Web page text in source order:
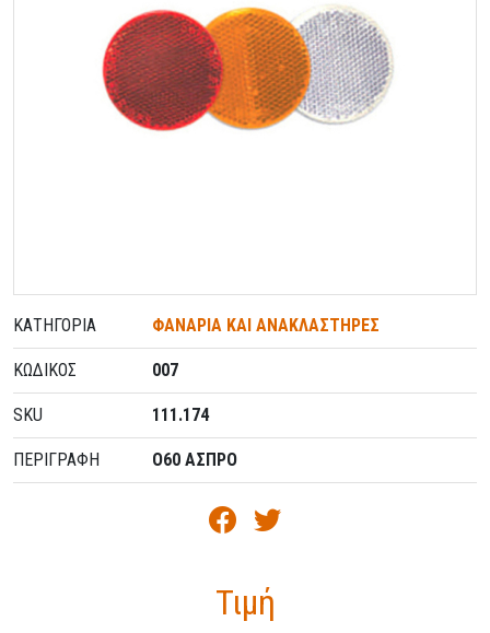
ΚΑΤΗΓΟΡΊΑ ΦΑΝΑΡΙΑ ΚΑΙ ΑΝΑΚΛΑΣΤΗΡΕΣ
ΚΩΔΙΚΌΣ 007
SKU 111.174
ΠΕΡΙΓΡΑΦΗ O60 ΑΣΠΡΟ
Τιμή